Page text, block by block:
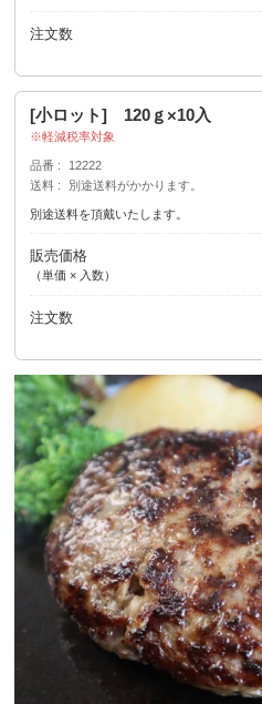
注文数
[小ロット] 120ｇ×10入
軽減税率対象
品番
12222
送料
別途送料がかかります。
別途送料を頂戴いたします。
販売価格
（単価 × 入数）
注文数